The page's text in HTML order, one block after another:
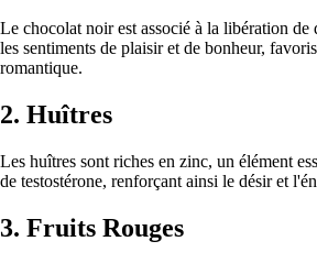
Le chocolat noir est associé à la libération de
les sentiments de plaisir et de bonheur,
romantique.
2. Huîtres
Les huîtres sont riches en zinc, un élément
de testostérone, renforçant ainsi le désir et
3. Fruits Rouges